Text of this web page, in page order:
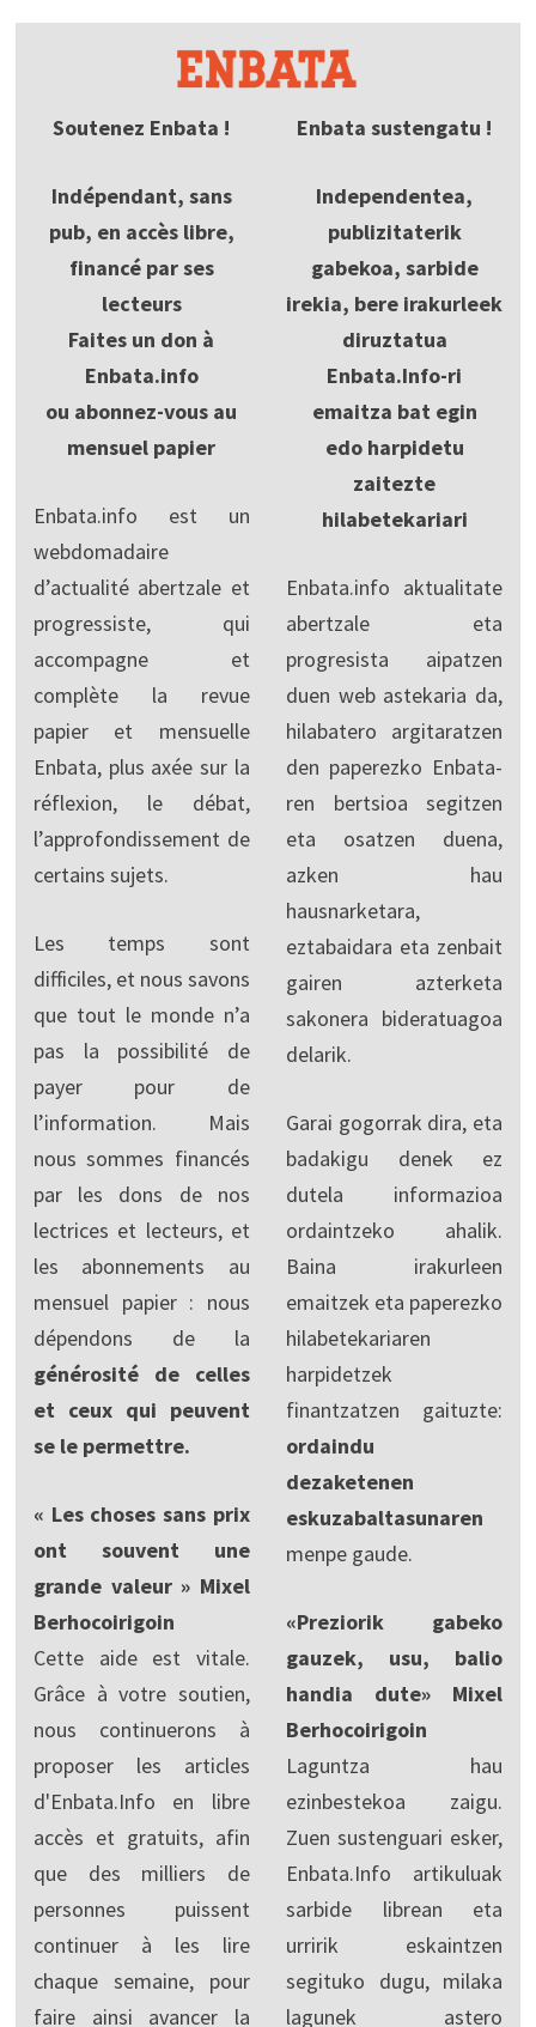
Soutenez Enbata !
Indépendant, sans
pub, en accès libre,
financé par ses
lecteurs
Faites un don à
Enbata.info
ou abonnez-vous au
mensuel papier
Enbata.info est un
webdomadaire
d’actualité abertzale et
progressiste, qui
accompagne et
complète la revue
papier et mensuelle
Enbata, plus axée sur la
réflexion, le débat,
l’approfondissement de
certains sujets.
Les temps sont
difficiles, et nous savons
que tout le monde n’a
pas la possibilité de
payer pour de
l’information. Mais
nous sommes financés
par les dons de nos
lectrices et lecteurs, et
les abonnements au
mensuel papier : nous
dépendons de la
générosité de celles
et ceux qui peuvent
se le permettre.
« Les choses sans prix
ont souvent une
grande valeur » Mixel
Berhocoirigoin
Cette aide est vitale.
Grâce à votre soutien,
nous continuerons à
proposer les articles
d'Enbata.Info en libre
accès et gratuits, afin
que des milliers de
personnes puissent
continuer à les lire
chaque semaine, pour
faire ainsi avancer la
Enbata sustengatu !
Independentea,
publizitaterik
gabekoa, sarbide
irekia, bere irakurleek
diruztatua
Enbata.Info-ri
emaitza bat egin
edo harpidetu
zaitezte
hilabetekariari
Enbata.info aktualitate
abertzale eta
progresista aipatzen
duen web astekaria da,
hilabatero argitaratzen
den paperezko Enbata-
ren bertsioa segitzen
eta osatzen duena,
azken hau
hausnarketara,
eztabaidara eta zenbait
gairen azterketa
sakonera bideratuagoa
delarik.
Garai gogorrak dira, eta
badakigu denek ez
dutela informazioa
ordaintzeko ahalik.
Baina irakurleen
emaitzek eta paperezko
hilabetekariaren
harpidetzek
finantzatzen gaituzte:
ordaindu
dezaketenen
eskuzabaltasunaren
menpe gaude.
«Preziorik gabeko
gauzek, usu, balio
handia dute» Mixel
Berhocoirigoin
Laguntza hau
ezinbestekoa zaigu.
Zuen sustenguari esker,
Enbata.Info artikuluak
sarbide librean eta
urririk eskaintzen
segituko dugu, milaka
lagunek astero